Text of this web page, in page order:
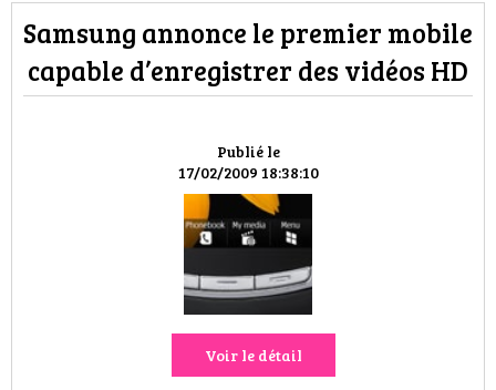
DÉFILÉS
BOUTIQUE
CULTURE
HIGH TECH
MAISON
AUTO
LIEUX TENDANCES
Publié le
17/02/2009 18:38:10
Samsung annonce le premier mobile
capable d’enregistrer des vidéos HD
Voir le détail